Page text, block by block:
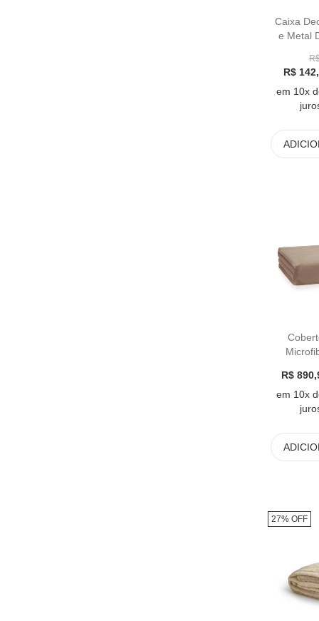
Caixa
e Metal
R$
em 10x
R$
em 10x
27% OFF